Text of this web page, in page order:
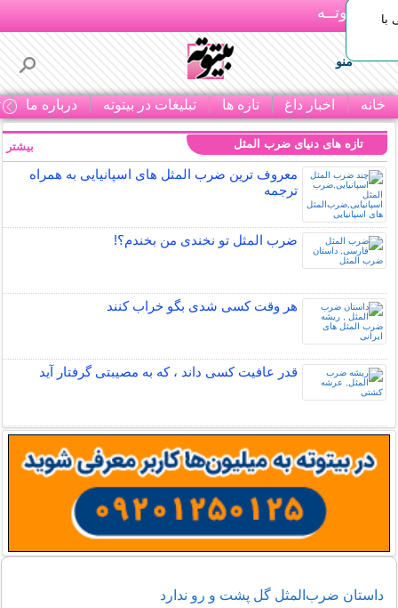
بـیتوتــه
منو
خانه اخبار داغ تازه ها تبلیغات در بیتوته درباره ما
با
تازه های دنیای ضرب المثل
معروف ترین ضرب المثل های اسپانیایی به همراه
ترجمه
ضرب المثل تو نخندی من بخندم؟!
هر وقت کسی شدی بگو خراب کنند
قدر عافیت کسی داند ، که به مصیبتی گرفتار آید
بیشتر
داستان ﺿﺮﺏﺍﻟﻤﺜﻞ گل پشت و رو ندارد